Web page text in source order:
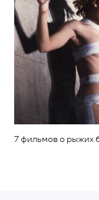
7 фильмов о рыжих